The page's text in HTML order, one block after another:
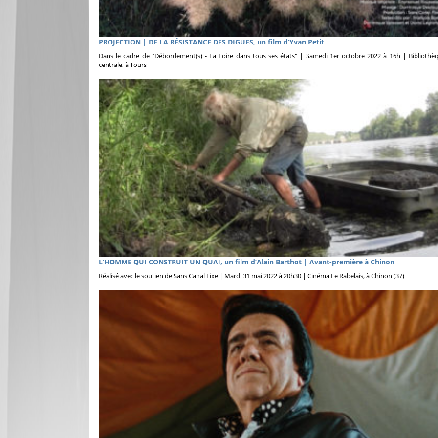
PROJECTION | DE LA RÉSISTANCE DES DIGUES, un film d’Yvan Petit
Dans le cadre de "Débordement(s) - La Loire dans tous ses états" | Samedi 1er octobre 2022 à 16h |
centrale, à Tours
L’HOMME QUI CONSTRUIT UN QUAI, un film d’Alain Barthot | Avant-première à Chinon
Réalisé avec le soutien de Sans Canal Fixe | Mardi 31 mai 2022 à 20h30 | Cinéma Le Rabelais, à Chinon (37)